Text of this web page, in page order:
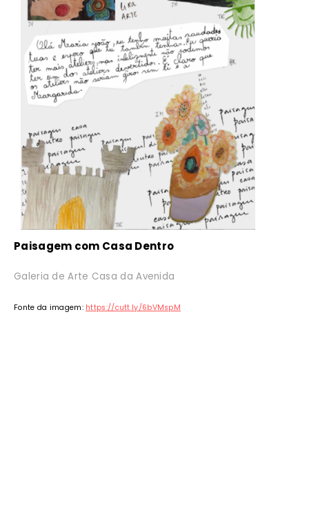
Paisagem com Casa Dentro
Galeria de Arte Casa da Avenida
Fonte da imagem: https://cutt.ly/6bVMspM